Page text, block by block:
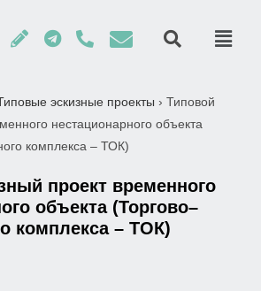
эскизные проекты › Типовой
нестационарного объекта
комплекса – ТОК)
проект временного
объекта (Торгово–
комплекса – ТОК)